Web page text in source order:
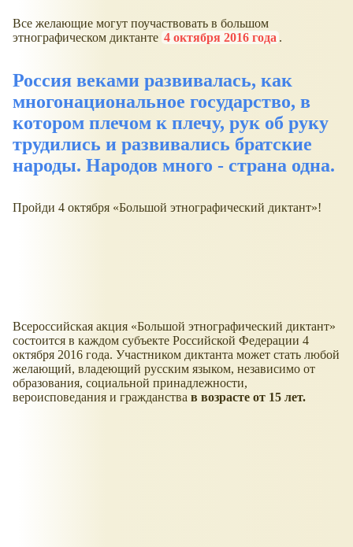
Все желающие могут поучаствовать в большом
этнографическом диктанте 4 октября 2016 года .
Россия веками развивалась, как
многонациональное государство, в
котором плечом к плечу, рук об руку
трудились и развивались братские
народы. Народов много - страна одна.
Пройди 4 октября «Большой этнографический диктант»!
Всероссийская акция «Большой этнографический диктант»
состоится в каждом субъекте Российской Федерации 4
октября 2016 года. Участником диктанта может стать любой
желающий, владеющий русским языком, независимо от
образования, социальной принадлежности,
вероисповедания и гражданства в возрасте от 15 лет.